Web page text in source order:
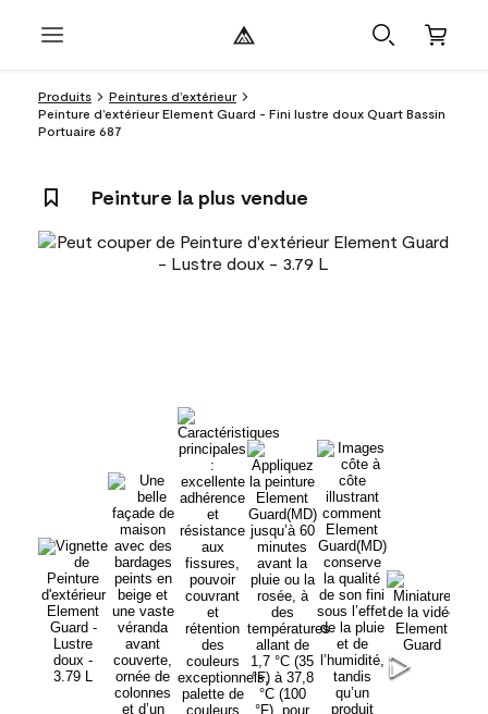
Produits
Peintures d’extérieur
Peinture d’extérieur Element Guard - Fini lustre doux Quart Bassin
Portuaire 687
Peinture la plus vendue